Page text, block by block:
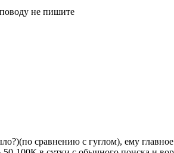
не пишите
сравнению с гуглом), ему